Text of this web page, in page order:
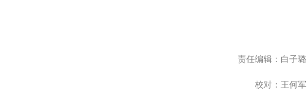
责任编辑：白子璐
校对：王何军